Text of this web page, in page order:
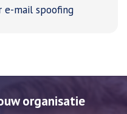
e-mail spoofing
organisatie